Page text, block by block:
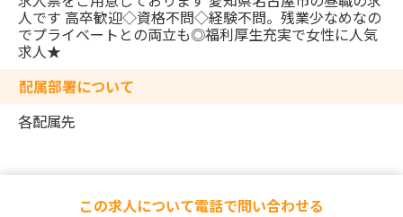
人です 高卒歓迎◇資格不問◇経験不問。残業少なめなの
でプライベートとの両立も◎福利厚生充実で女性に人気
求人★
配属部署について
各配属先
この求人について電話で問い合わせる